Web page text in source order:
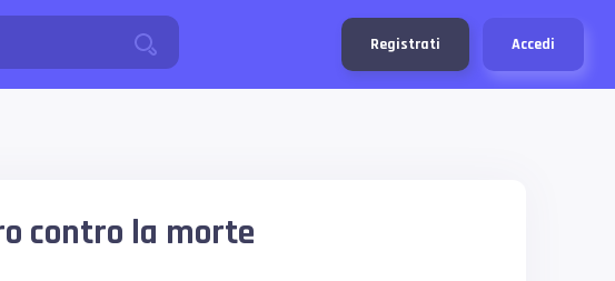
Registrati Accedi
contro la morte